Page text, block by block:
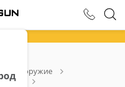
оружие
gas